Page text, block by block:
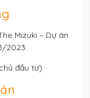
Mizuki – Dự án
2023.
đầu tư)